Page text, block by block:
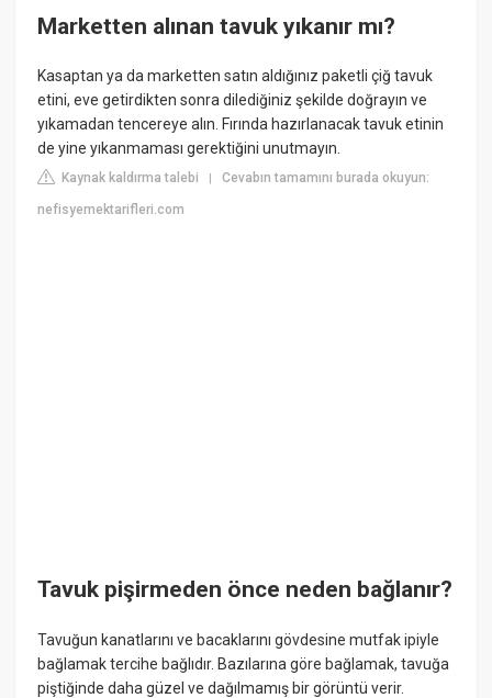
Marketten alınan tavuk yıkanır mı?
Kasaptan ya da marketten satın aldığınız paketli çiğ tavuk
etini, eve getirdikten sonra dilediğiniz şekilde doğrayın ve
yıkamadan tencereye alın. Fırında hazırlanacak tavuk etinin
de yine yıkanmaması gerektiğini unutmayın.
Kaynak kaldırma talebi |Cevabın tamamını burada okuyun:
nefisyemektarifleri.com
Tavuk pişirmeden önce neden bağlanır?
Tavuğun kanatlarını ve bacaklarını gövdesine mutfak ipiyle
bağlamak tercihe bağlıdır. Bazılarına göre bağlamak, tavuğa
piştiğinde daha güzel ve dağılmamış bir görüntü verir.